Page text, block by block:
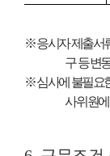
※응시자 제출서
구 등 변
※심사에 불필요
사위원